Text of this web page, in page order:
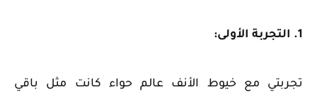
1. التجربة الأولى:
تجربتي مع خيوط الأنف عالم حواء كانت مثل باقي